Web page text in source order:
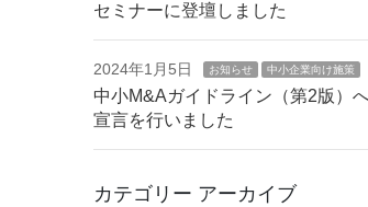
セミナーに登壇しました
2024年1月5日 お知らせ 中小企業向け施策
中小M&Aガイドライン（第2版）
宣言を行いました
カテゴリー アーカイブ